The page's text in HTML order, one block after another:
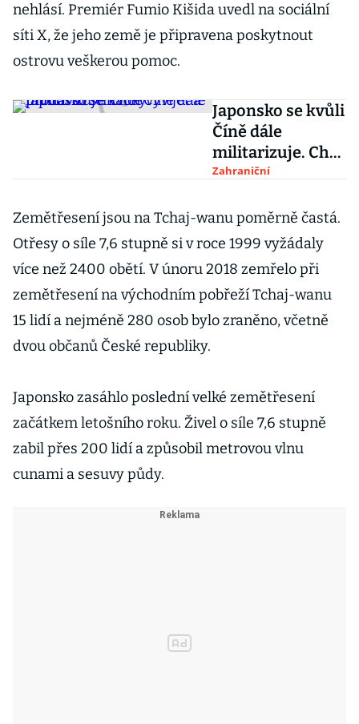
nehlásí. Premiér Fumio Kišida uvedl na sociální
síti X, že jeho země je připravena poskytnout
ostrovu veškerou pomoc.
Japonsko se kvůli
Číně dále
militarizuje. Chce
vyvíjet a
stíhačky
Zahraniční
Zemětřesení jsou na Tchaj-wanu poměrně častá.
Otřesy o síle 7,6 stupně si v roce 1999 vyžádaly
více než 2400 obětí. V únoru 2018 zemřelo při
zemětřesení na východním pobřeží Tchaj-wanu
15 lidí a nejméně 280 osob bylo zraněno, včetně
dvou občanů České republiky.
Japonsko zasáhlo poslední velké zemětřesení
začátkem letošního roku. Živel o síle 7,6 stupně
zabil přes 200 lidí a způsobil metrovou vlnu
cunami a sesuvy půdy.